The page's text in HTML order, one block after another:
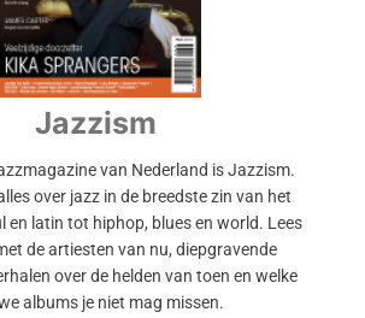
Jazzism
van Nederland is Jazzism.
over jazz in de breedste zin van het
en latin tot hiphop, blues en world. Lees
de artiesten van nu, diepgravende
over de helden van toen en welke
albums je niet mag missen.